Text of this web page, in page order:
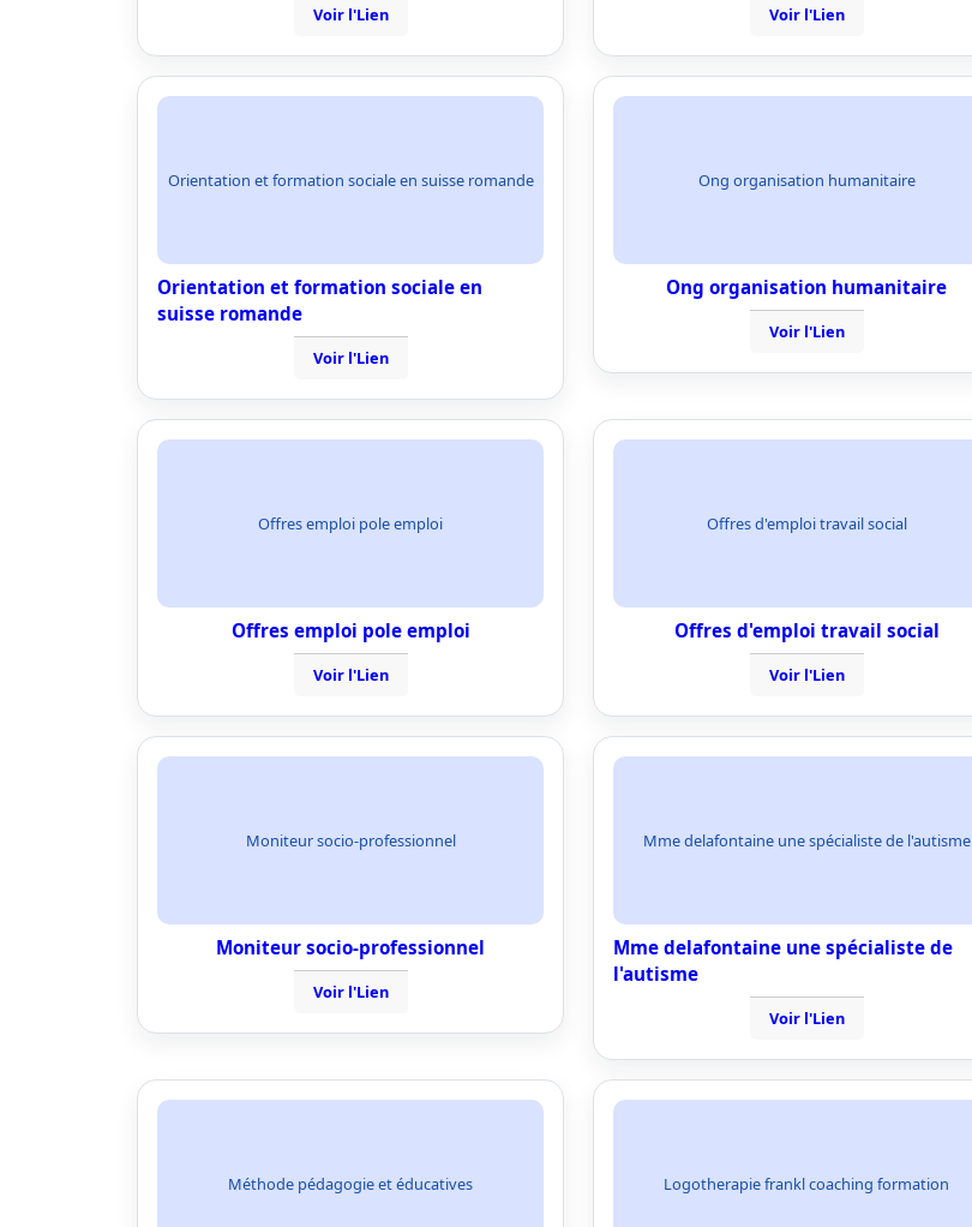
Voir l'Lien Voir l'Lien
Orientation et formation sociale en suisse romande
Orientation et formation sociale en
suisse romande
Voir l'Lien
Ong organisation humanitaire
Ong organisation humanitaire
Voir l'Lien
Offres emploi pole emploi
Offres emploi pole emploi
Voir l'Lien
Offres d'emploi travail social
Offres d'emploi travail social
Voir l'Lien
Moniteur socio-professionnel
Moniteur socio-professionnel
Voir l'Lien
Mme delafontaine une spécialiste de l'autisme
Mme delafontaine une spécialiste de
l'autisme
Voir l'Lien
Méthode pédagogie et éducatives Logotherapie frankl coaching formation